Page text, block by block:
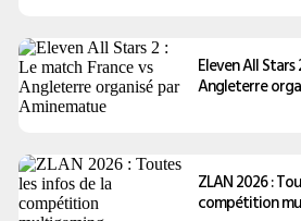
Eleven All Stars
Angleterre
ZLAN 2026 :
compétition